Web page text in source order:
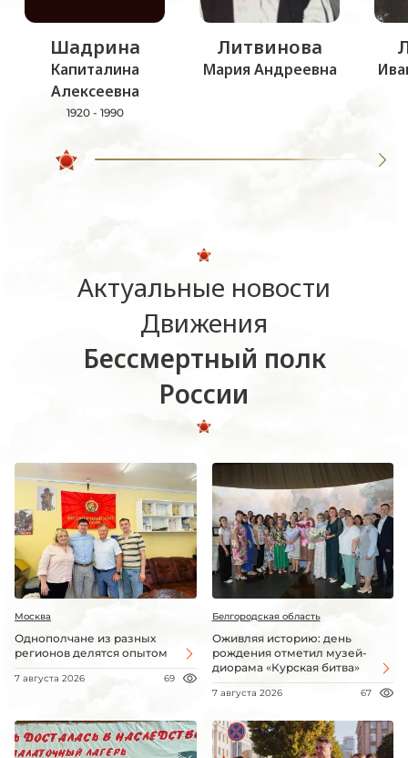
Шадрина
Капиталина
Алексеевна
1920 - 1990
Литвинова
Мария Андреевна
Актуальные новости
Движения
Бессмертный полк
России
Москва
Однополчане из разных
регионов делятся опытом
7 августа 2026 69
Белгородская область
Оживляя историю: день
рождения отметил музей-
диорама «Курская битва»
7 августа 2026 67